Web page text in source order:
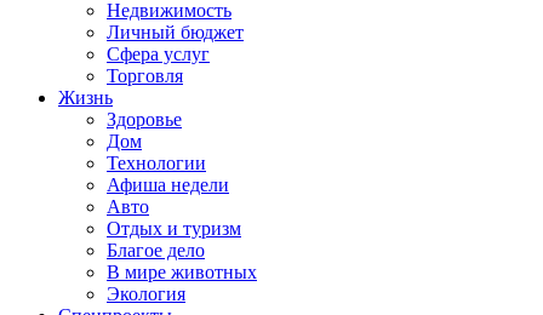
Недвижимость
Личный бюджет
Сфера услуг
Торговля
Жизнь
Здоровье
Дом
Технологии
Афиша недели
Авто
Отдых и туризм
Благое дело
В мире животных
Экология